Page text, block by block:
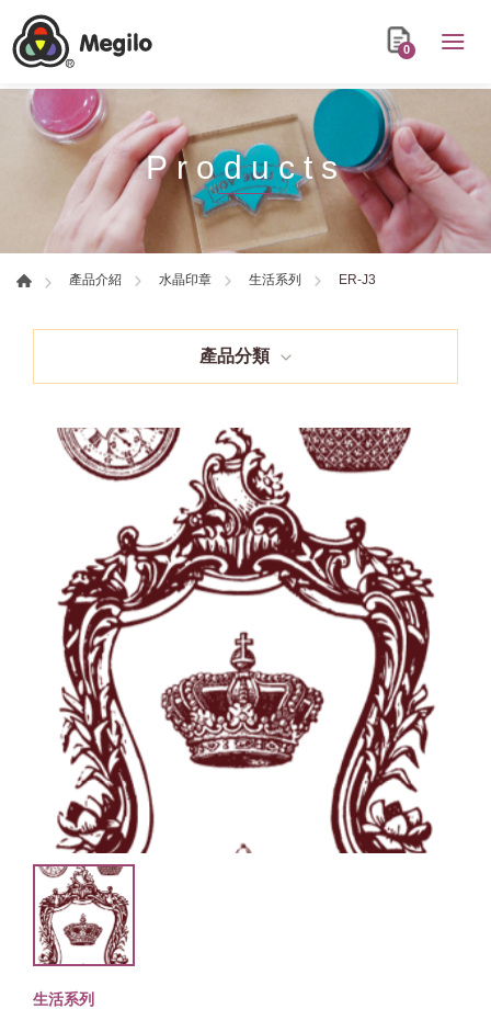
0
Products
產品介紹 水晶印章 生活系列 ER-J3
產品分類
生活系列